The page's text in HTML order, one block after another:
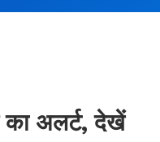
का अलर्ट, देखें